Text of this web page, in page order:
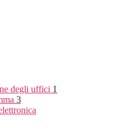
degli uffici 1
3